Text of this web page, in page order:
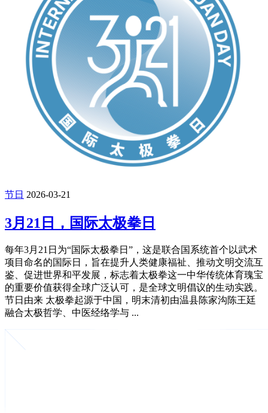
节日 2026-03-21
3月21日，国际太极拳日
每年3月21日为“国际太极拳日”，这是联合国系统首个以武术
项目命名的国际日，旨在提升人类健康福祉、推动文明交流互
鉴、促进世界和平发展，标志着太极拳这一中华传统体育瑰宝
的重要价值获得全球广泛认可，是全球文明倡议的生动实践。
节日由来 太极拳起源于中国，明末清初由温县陈家沟陈王廷
融合太极哲学、中医经络学与 ...